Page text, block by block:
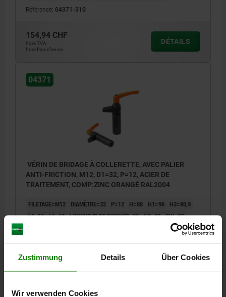
Zustimmung Details Über Cookies
Wir verwenden Cookies
Référence: 04371-310
154,94 CHF
hors TVA
hors frais d’envoi
DÉTAILS
04371
VÉRIN DE BRIDAGE À COLLERETTE, AVEC PALIER
ANTI-FRICTION, M12, D1=32, P=12, ACIER DE
TRAITEMENT, COMP:ZINC ORANGÉ RAL2004
FILETAGE=M12 DIAMÈTRE=32 P=12 H=88 H1=96
H3=80,9
L2=12 L1=18 LONGUEUR DE POIGNÉE=80 H2=82 SW=27
179,41 CHF